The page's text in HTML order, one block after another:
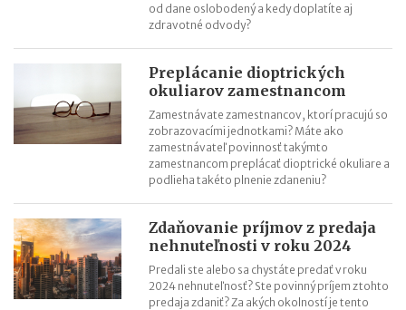
od dane oslobodený a kedy doplatíte aj
zdravotné odvody?
Preplácanie dioptrických
okuliarov zamestnancom
Zamestnávate zamestnancov, ktorí pracujú so
zobrazovacími jednotkami? Máte ako
zamestnávateľ povinnosť takýmto
zamestnancom preplácať dioptrické okuliare a
podlieha takéto plnenie zdaneniu?
Zdaňovanie príjmov z predaja
nehnuteľnosti v roku 2024
Predali ste alebo sa chystáte predať v roku
2024 nehnuteľnosť? Ste povinný príjem z tohto
predaja zdaniť? Za akých okolností je tento